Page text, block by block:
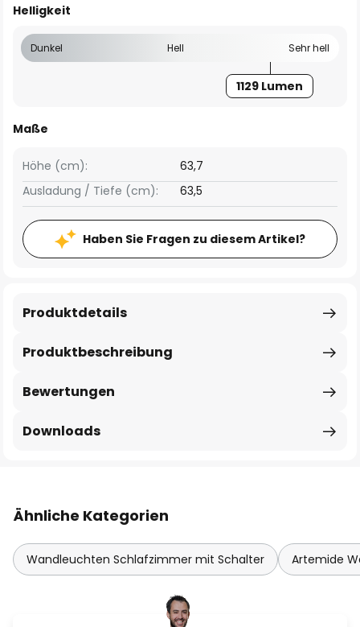
Helligkeit
Dunkel Hell Sehr hell
1129 Lumen
Maße
Höhe (cm):
63,7
Ausladung / Tiefe (cm):
63,5
Haben Sie Fragen zu diesem Artikel?
Produktbeschreibung
Produktdetails
Bewertungen
Downloads
Ähnliche Kategorien
Wandleuchten Schlafzimmer mit Schalter Artemide